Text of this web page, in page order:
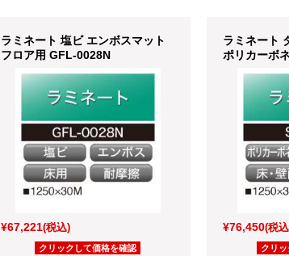
ラミネート 塩ビ エンボスマット
フロア用 GFL-0028N
¥67,221(税込)
クリックして価格を確認
ラミネート
ポリカーボ
¥76,450(税
クリ